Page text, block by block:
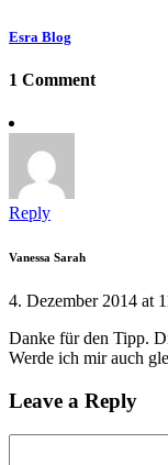
Esra Blog
1 Comment
Reply
Vanessa Sarah
4. Dezember 2014 at
Danke für den Tipp.
Werde ich mir auch
Leave a Reply